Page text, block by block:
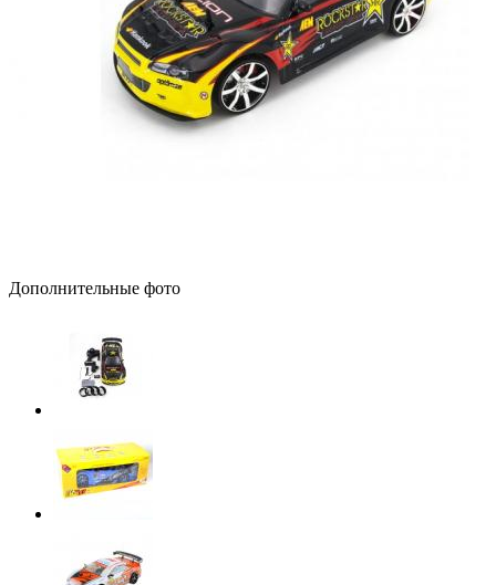
Дополнительные фото